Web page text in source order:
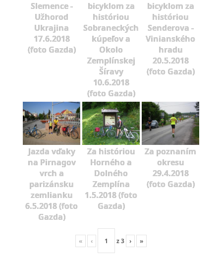
Slemence -
Užhorod
Ukrajina
17.6.2018
(foto Gazda)
bicyklom za
históriou
Sobraneckých
kúpeľov a
Okolo
Zemplínskej
Šíravy
10.6.2018
(foto Gazda)
bicyklom za
históriou
Senderova -
Vinianského
hradu
20.5.2018
(foto Gazda)
Jazda vďaky
na Pirnagov
vrch a
parizánsku
zemlianku
6.5.2018 (foto
Gazda)
Za históriou
Horného a
Dolného
Zemplína
1.5.2018 (foto
Gazda)
Za poznaním
okresu
29.4.2018
(foto Gazda)
« ‹ z3 › »